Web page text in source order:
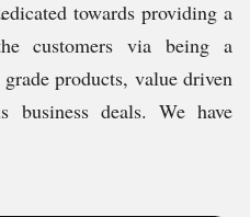
towards providing a
customers via being a
products, value driven
business deals. We have